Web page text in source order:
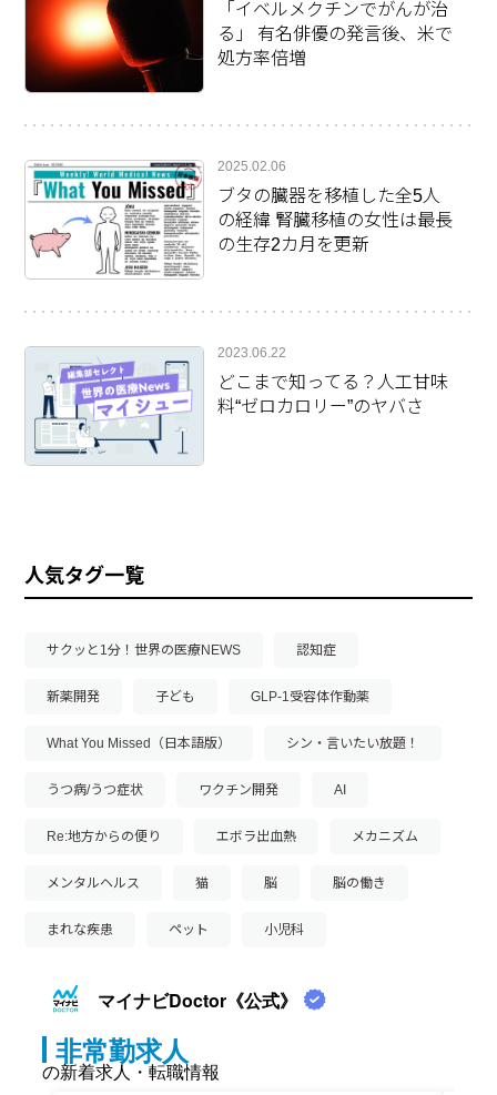
「イベルメクチンでがんが治
る」 有名俳優の発言後、米で
処方率倍増
2025.02.06
ブタの臓器を移植した全5人
の経緯 腎臓移植の女性は最長
の生存2カ月を更新
2023.06.22
どこまで知ってる？人工甘味
料“ゼロカロリー”のヤバさ
人気タグ一覧
サクッと1分！世界の医療NEWS 認知症
新薬開発 子ども GLP-1受容体作動薬
What You Missed（日本語版） シン・言いたい放題！
うつ病/うつ症状 ワクチン開発 AI
Re:地方からの便り エボラ出血熱 メカニズム
メンタルヘルス 猫 脳 脳の働き
まれな疾患 ペット 小児科